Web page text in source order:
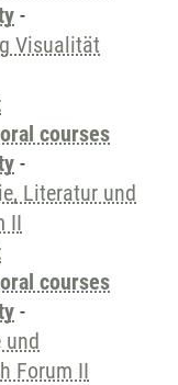
-
Visualität
courses
-
Literatur und
II
courses
-
und
Forum II